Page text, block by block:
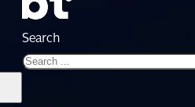
Search